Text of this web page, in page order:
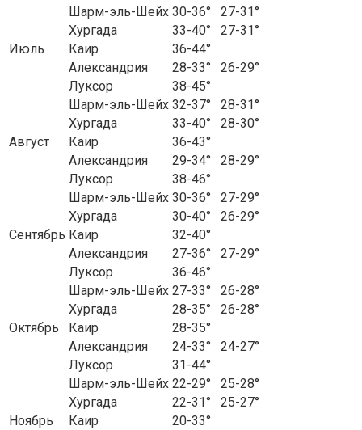
Июль
Шарм-эль-Шейх 30-36°
27-31°
Хургада
33-40°
27-31°
Каир
36-44°
Александрия
28-33°
26-29°
Луксор
38-45°
Август
Шарм-эль-Шейх 32-37°
28-31°
Хургада
33-40°
28-30°
Каир
36-43°
Александрия
29-34°
28-29°
Луксор
38-46°
Сентябрь
Шарм-эль-Шейх 30-36°
27-29°
Хургада
30-40°
26-29°
Каир
32-40°
Александрия
27-36°
27-29°
Луксор
36-46°
Октябрь
Шарм-эль-Шейх 27-33°
26-28°
Хургада
28-35°
26-28°
Каир
28-35°
Александрия
24-33°
24-27°
Луксор
31-44°
Ноябрь
Шарм-эль-Шейх 22-29°
25-28°
Хургада
22-31°
25-27°
Каир
20-33°